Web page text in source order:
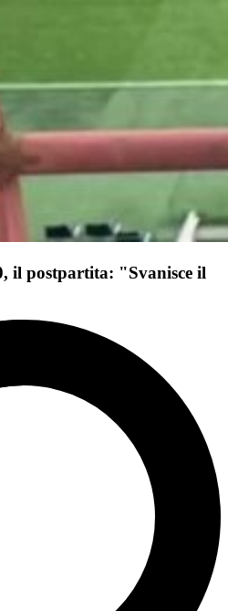
il postpartita: "Svanisce il